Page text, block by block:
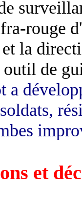
rouge
la
de
a
et